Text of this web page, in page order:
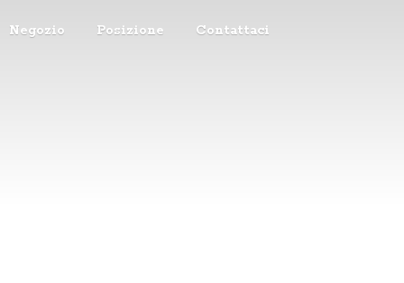
Negozio Posizione Contattaci